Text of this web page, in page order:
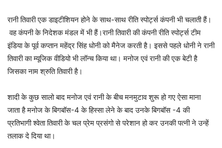
रानी तिवारी एक डाइटीशियन होने के साथ-साथ रीति स्पोर्ट्स कंपनी भी चलाती हैं।
वह कंपनी के निदेशक मंडल में भी हैं।रानी तिवारी की कंपनी रीति स्पोर्ट्स टीम
इंडिया के पूर्व कप्तान महेंद्र सिंह धोनी को मैनेज करती है। इससे पहले धोनी ने रानी
तिवारी का म्यूजिक वीडियो भी लॉन्च किया था। मनोज एवं रानी की एक बेटी है
जिसका नाम श्रुति तिवारी है।
शादी के कुछ सालो बाद मनोज एवं रानी के बीच मनमुटाव शुरू हो गए ऐसा माना
जाता है मनोज के बिगबॉस-4 के हिस्सा लेने के बाद उनके बिगबॉस -4 की
प्रतिभागी श्वेता तिवारी के चल प्रेम प्रसंगो से परेशान हो कर उनकी पत्नी ने उन्हें
तलाक दे दिया था।